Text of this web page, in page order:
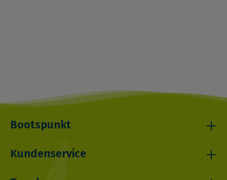
Bootspunkt
Kundenservice